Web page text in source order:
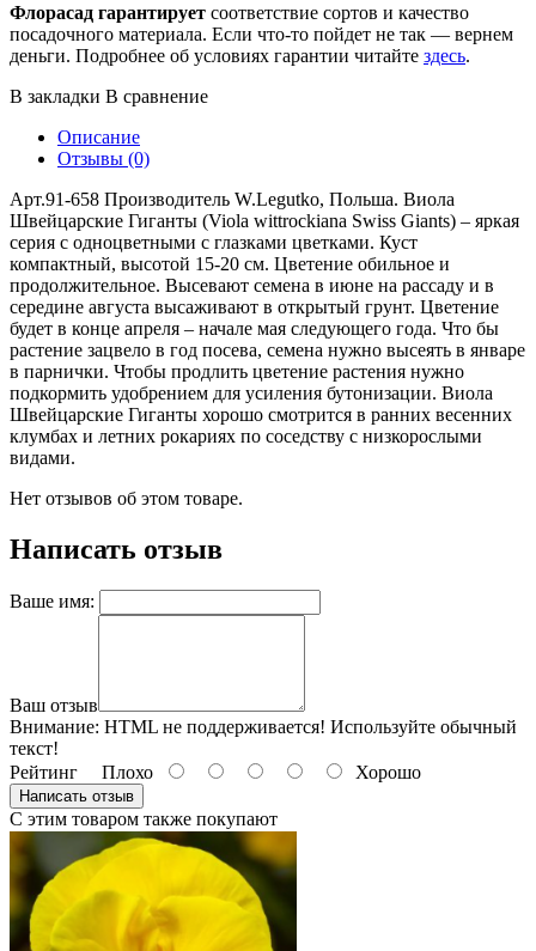
Флорасад гарантирует соответствие сортов и качество
посадочного материала. Если что-то пойдет не так — вернем
деньги. Подробнее об условиях гарантии читайте здесь.
В закладки В сравнение
Описание
Отзывы (0)
Арт.91-658 Производитель W.Legutko, Польша. Виола
Швейцарские Гиганты (Viola wittrockiana Swiss Giants) – яркая
серия с одноцветными с глазками цветками. Куст
компактный, высотой 15-20 см. Цветение обильное и
продолжительное. Высевают семена в июне на рассаду и в
середине августа высаживают в открытый грунт. Цветение
будет в конце апреля – начале мая следующего года. Что бы
растение зацвело в год посева, семена нужно высеять в январе
в парнички. Чтобы продлить цветение растения нужно
подкормить удобрением для усиления бутонизации. Виола
Швейцарские Гиганты хорошо смотрится в ранних весенних
клумбах и летних рокариях по соседству с низкорослыми
видами.
Нет отзывов об этом товаре.
Написать отзыв
Ваше имя:
Ваш отзыв
Внимание: HTML не поддерживается! Используйте обычный
текст!
Рейтинг Плохо Хорошо
Написать отзыв
С этим товаром также покупают